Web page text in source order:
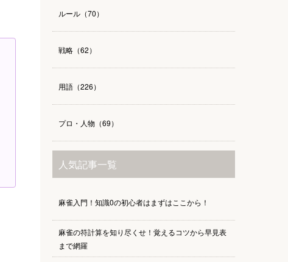
ルール（70）
戦略（62）
用語（226）
プロ・人物（69）
人気記事一覧
麻雀入門！知識0の初心者はまずはここから！
麻雀の符計算を知り尽くせ！覚えるコツから早見表
まで網羅